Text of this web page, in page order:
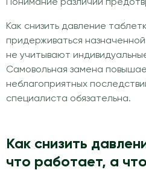
Понимание различий
Как снизить давление
придерживаться
не учитывают
Самовольная замена
неблагоприятных
специалиста обязательна.
Как снизить
что работает, а